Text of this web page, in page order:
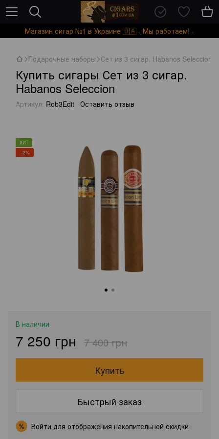
Магазин сигар №1 в Украине 🇺🇦 - Мы работаем! -
Подарочные наборы Сет из 3 сигар. Habanos Seleccion
Купить сигары Сет из 3 сигар.
Habanos Seleccion
Артикул: Rob3Edit Оставить отзыв
ХИТ
−2%
В наличии
7 250 грн 7 400 грн
Купить
Быстрый заказ
% Войти для отображения накопительной скидки